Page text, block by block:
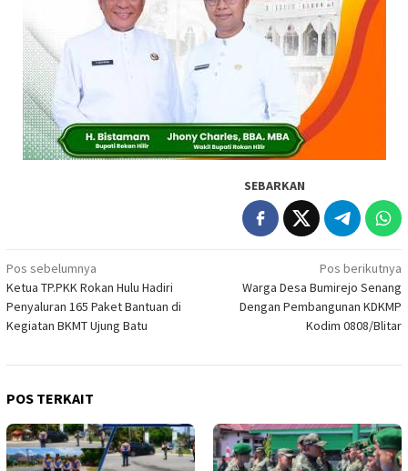
SEBARKAN
Navigasi
pos
Pos sebelumnya
Ketua TP.PKK Rokan Hulu Hadiri
Penyaluran 165 Paket Bantuan di
Kegiatan BKMT Ujung Batu
Pos berikutnya
Warga Desa Bumirejo Senang
Dengan Pembangunan KDKMP
Kodim 0808/Blitar
POS TERKAIT